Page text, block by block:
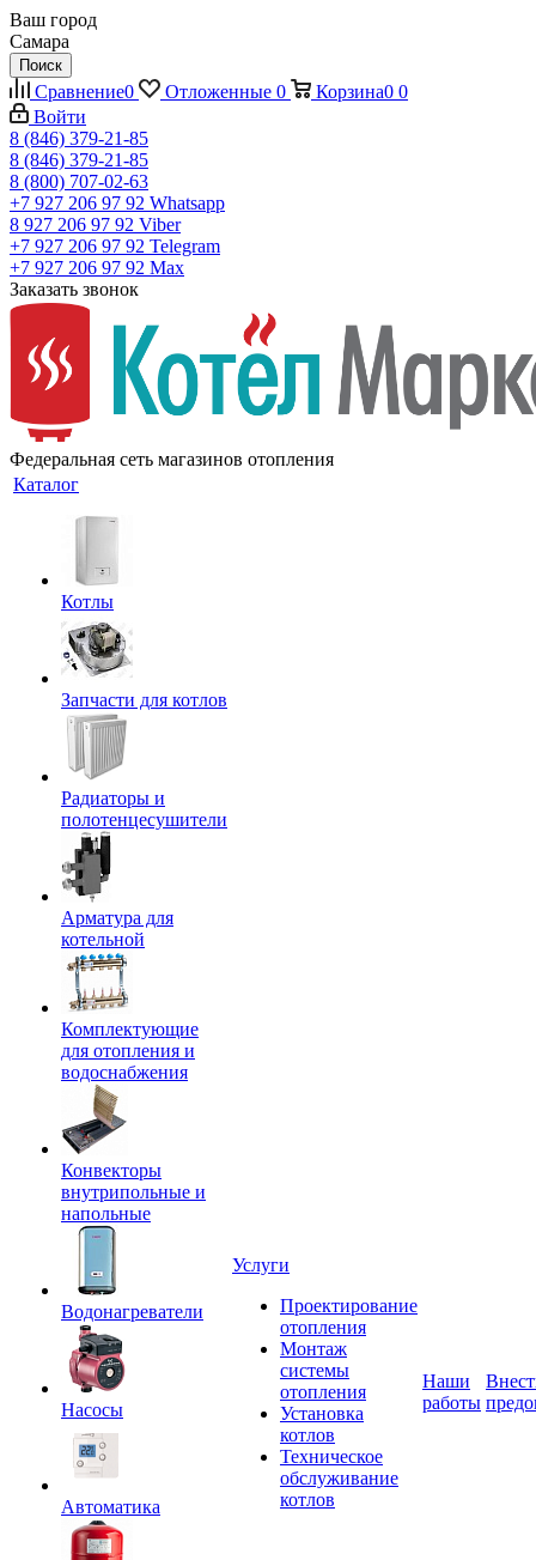
Ваш город
Самара
Поиск
Сравнение0 Отложенные 0 Корзина0 0
Войти
8 (846) 379-21-85
8 (846) 379-21-85
8 (800) 707-02-63
+7 927 206 97 92 Whatsapp
8 927 206 97 92 Viber
+7 927 206 97 92 Telegram
+7 927 206 97 92 Max
Заказать звонок
Федеральная сеть магазинов отопления
Каталог
Котлы
Запчасти для котлов
Радиаторы и
полотенцесушители
Арматура для
котельной
Комплектующие
для отопления и
водоснабжения
Конвекторы
внутрипольные и
напольные
Водонагреватели
Насосы
Автоматика
Услуги
Проектирование
отопления
Монтаж
системы
отопления
Установка
котлов
Техническое
обслуживание
котлов
Наши
работы